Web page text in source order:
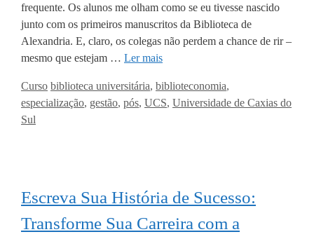
frequente. Os alunos me olham como se eu tivesse nascido
junto com os primeiros manuscritos da Biblioteca de
Alexandria. E, claro, os colegas não perdem a chance de rir –
mesmo que estejam … Ler mais
Categorias
Curso Tags
biblioteca universitária, biblioteconomia,
especialização, gestão, pós, UCS, Universidade de Caxias do
Sul
Escreva Sua História de Sucesso:
Transforme Sua Carreira com a